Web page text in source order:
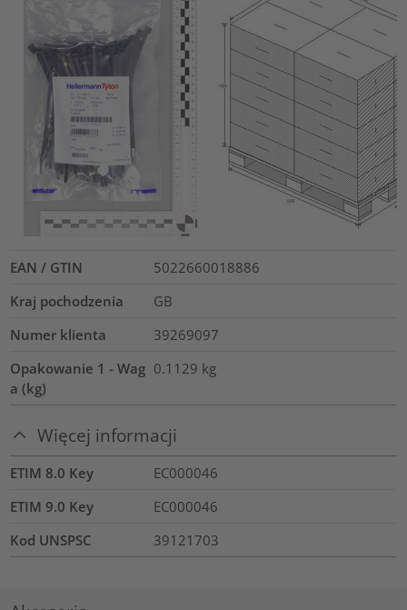
EAN / GTIN
5022660018886
Kraj pochodzenia
GB
Numer klienta
39269097
Opakowanie 1 - Wag
a (kg)
0.1129 kg
Więcej informacji
ETIM 8.0 Key
EC000046
ETIM 9.0 Key
EC000046
Kod UNSPSC
39121703